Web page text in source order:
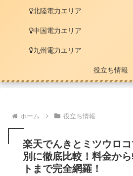
北陸電力エリア
中国電力エリア
九州電力エリア
役立ち情報
ホーム 役立ち情報
楽天でんきとミツウロ
別に徹底比較！料金か
トまで完全網羅！